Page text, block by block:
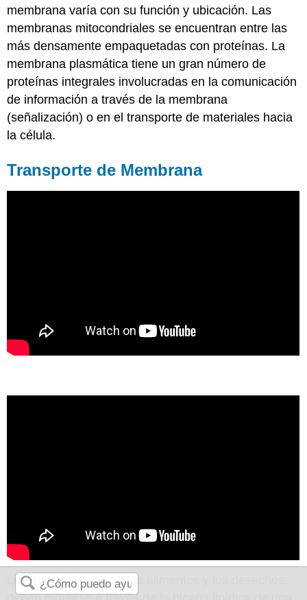
membrana varía con su función y ubicación. Las
membranas mitocondriales se encuentran entre las
más densamente empaquetadas con proteínas. La
membrana plasmática tiene un gran número de
proteínas integrales involucradas en la comunicación
de información a través de la membrana
(señalización) o en el transporte de materiales hacia
la célula.
Transporte de Membrana
Los materiales, como los alimentos y los desechos,